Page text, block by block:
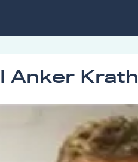
Anker Krath